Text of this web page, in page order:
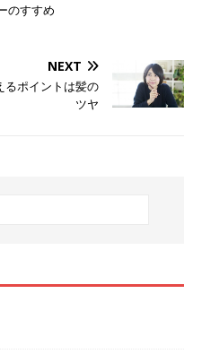
のすすめ
NEXT
るポイントは髪の
ツヤ